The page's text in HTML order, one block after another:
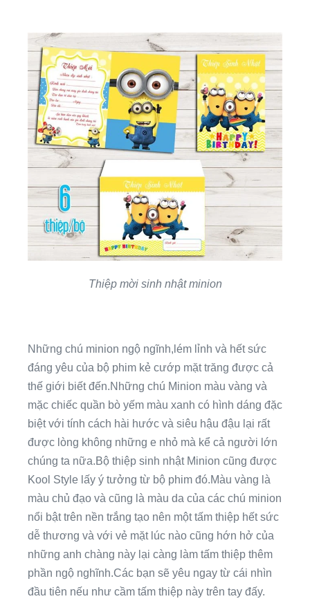
Thiệp mời sinh nhật minion
Những chú minion ngộ ngĩnh,lém lỉnh và hết sức
đáng yêu của bộ phim kẻ cướp mặt trăng được cả
thế giới biết đến.Những chú Minion màu vàng và
mặc chiếc quần bò yếm màu xanh có hình dáng đặc
biệt với tính cách hài hước và siêu hậu đậu lại rất
được lòng không những e nhỏ mà kể cả người lớn
chúng ta nữa.Bộ thiệp sinh nhật Minion cũng được
Kool Style lấy ý tưởng từ bộ phim đó.Màu vàng là
màu chủ đạo và cũng là màu da của các chú minion
nổi bật trên nền trắng tạo nên một tấm thiệp hết sức
dễ thương và với vẻ mặt lúc nào cũng hớn hở của
những anh chàng này lại càng làm tấm thiệp thêm
phần ngộ nghĩnh.Các bạn sẽ yêu ngay từ cái nhìn
đầu tiên nếu như cầm tấm thiệp này trên tay đấy.